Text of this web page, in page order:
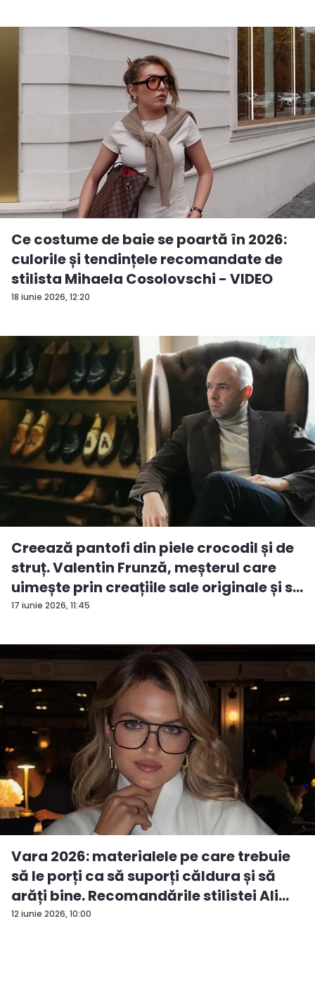
18 iunie 2026, 12:20
Ce costume de baie se poartă în 2026:
culorile și tendințele recomandate de
stilista Mihaela Cosolovschi - VIDEO
17 iunie 2026, 11:45
Creează pantofi din piele crocodil și de
struț. Valentin Frunză, meșterul care
uimește prin creațiile sale originale și s...
12 iunie 2026, 10:00
Vara 2026: materialele pe care trebuie
să le porți ca să suporți căldura și să
arăți bine. Recomandările stilistei Ali...